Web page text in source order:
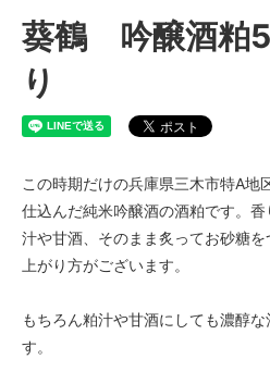
葵鶴 吟醸酒粕
り
この時期だけの兵庫県三木市特A地
仕込んだ純米吟醸酒の酒粕です。
汁や甘酒、そのまま炙ってお砂糖
上がり方がございます。
もちろん粕汁や甘酒にしても濃醇
す。